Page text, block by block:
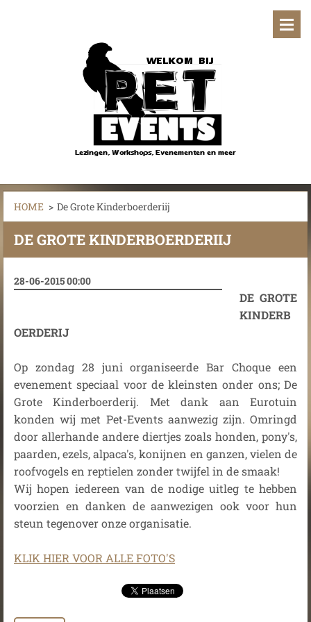
HOME > De Grote Kinderboerderiij
DE GROTE KINDERBOERDERIIJ
28-06-2015 00:00
DE GROTE
KINDERB
OERDERIJ
Op zondag 28 juni organiseerde Bar Choque een
evenement speciaal voor de kleinsten onder ons; De
Grote Kinderboerderij. Met dank aan Eurotuin
konden wij met Pet-Events aanwezig zijn. Omringd
door allerhande andere diertjes zoals honden, pony's,
paarden, ezels, alpaca's, konijnen en ganzen, vielen de
roofvogels en reptielen zonder twijfel in de smaak!
Wij hopen iedereen van de nodige uitleg te hebben
voorzien en danken de aanwezigen ook voor hun
steun tegenover onze organisatie.
KLIK HIER VOOR ALLE FOTO'S